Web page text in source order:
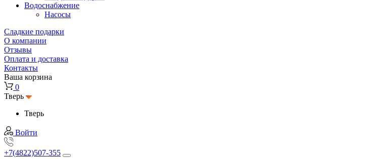
Водоснабжение
Насосы
Сладкие подарки
О компании
Отзывы
Оплата и доставка
Контакты
Ваша корзина
0
Тверь
Тверь
Войти
+7(4822)507-355